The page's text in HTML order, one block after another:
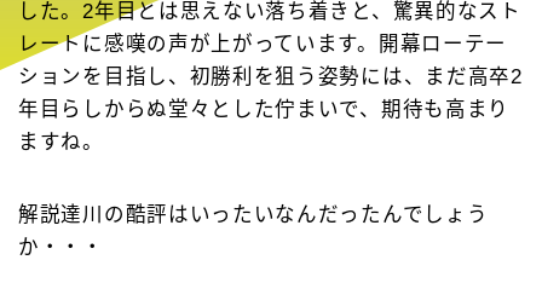
YouTubeリンク投稿
選手
した。2年目とは思えない落ち着きと、驚異的なスト
レートに感嘆の声が上がっています。開幕ローテー
ションを目指し、初勝利を狙う姿勢には、まだ高卒2
年目らしからぬ堂々とした佇まいで、期待も高まり
ますね。
解説達川の酷評はいったいなんだったんでしょう
か・・・